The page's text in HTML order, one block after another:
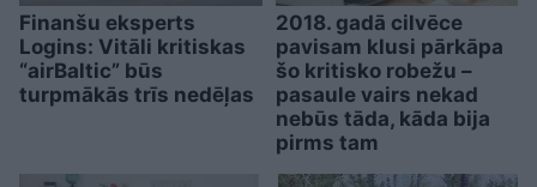
Finanšu eksperts
Logins: Vitāli kritiskas
“airBaltic” būs
turpmākās trīs nedēļas
2018. gadā cilvēce
pavisam klusi pārkāpa
šo kritisko robežu –
pasaule vairs nekad
nebūs tāda, kāda bija
pirms tam